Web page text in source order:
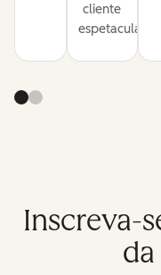
cliente
espetacular.
Inscreva-